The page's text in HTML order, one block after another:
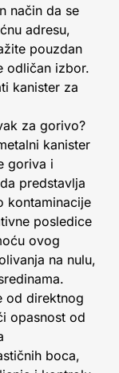
način da se
adresu,
pouzdan
odličan izbor.
kanister za
za gorivo?
kanister
goriva i
predstavlja
kontaminacije
posledice
ovog
na nulu,
od direktnog
opasnost od
boca,